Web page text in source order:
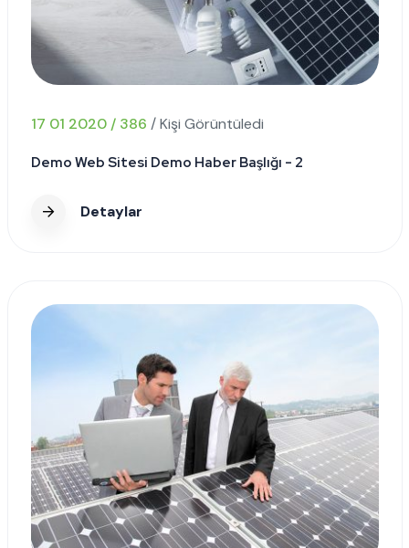
17 01 2020 / 386 / Kişi Görüntüledi
Demo Web Sitesi Demo Haber Başlığı - 2
Detaylar